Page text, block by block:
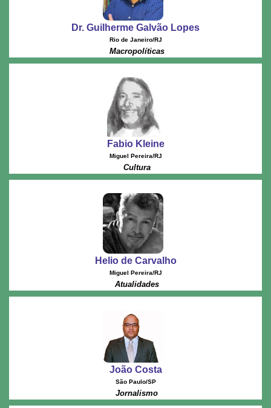
Dr. Guilherme Galvão Lopes
Rio de Janeiro/RJ
Macropolíticas
Fabio Kleine
Miguel Pereira/RJ
Cultura
Helio de Carvalho
Miguel Pereira/RJ
Atualidades
João Costa
São Paulo/SP
Jornalismo